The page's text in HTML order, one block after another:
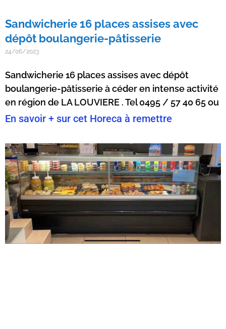
Sandwicherie 16 places assises avec
dépôt boulangerie-pâtisserie
24/06/2023
Sandwicherie 16 places assises avec dépôt
boulangerie-pâtisserie à céder en intense activité
en région de LA LOUVIERE . Tel 0495 / 57 40 65 ou
En savoir + sur cet Horeca à remettre